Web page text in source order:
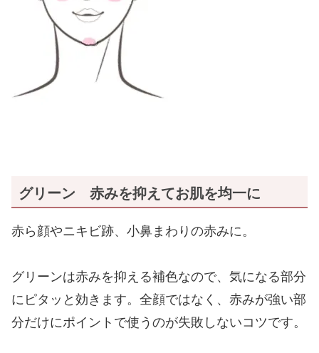
グリーン 赤みを抑えてお肌を均一に
赤ら顔やニキビ跡、小鼻まわりの赤みに。
グリーンは赤みを抑える補色なので、気になる部分
にピタッと効きます。全顔ではなく、赤みが強い部
分だけにポイントで使うのが失敗しないコツです。